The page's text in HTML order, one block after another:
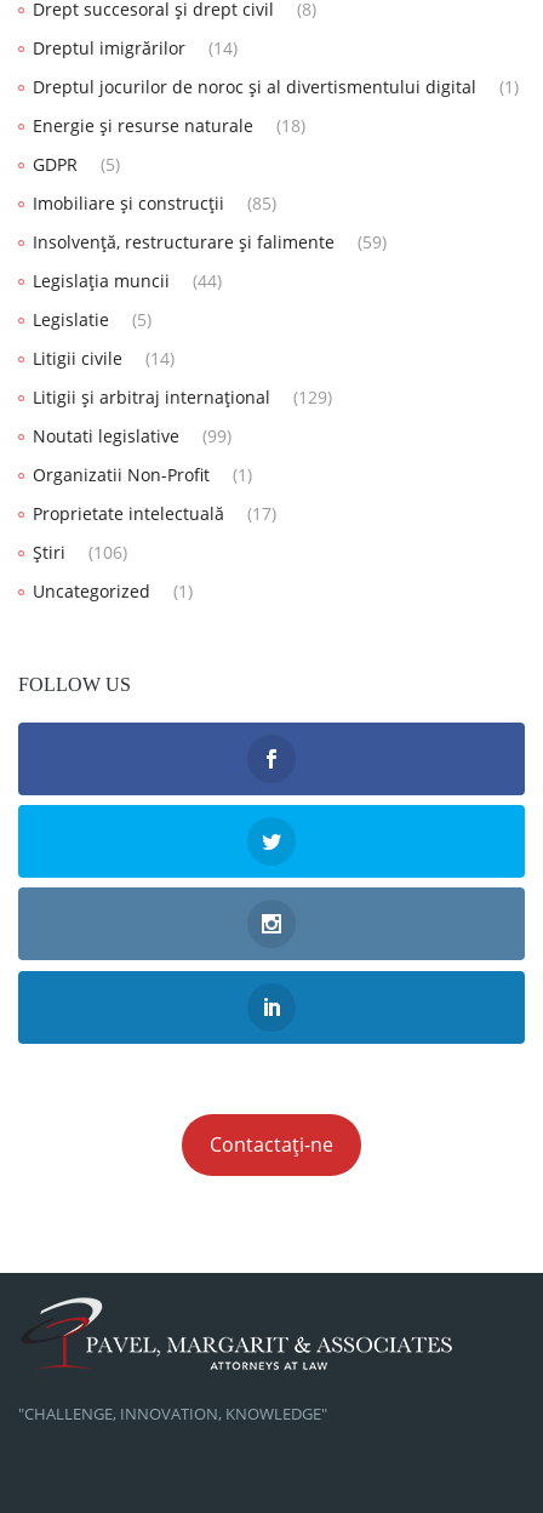
Drept succesoral și drept civil
(8)
Dreptul imigrărilor
(14)
Dreptul jocurilor de noroc și al divertismentului digital
(1)
Energie și resurse naturale
(18)
GDPR
(5)
Imobiliare și construcții
(85)
Insolvență, restructurare și falimente
(59)
Legislația muncii
(44)
Legislatie
(5)
Litigii civile
(14)
Litigii și arbitraj internațional
(129)
Noutati legislative
(99)
Organizatii Non-Profit
(1)
Proprietate intelectuală
(17)
Știri
(106)
Uncategorized
(1)
FOLLOW US
Contactați-ne
"CHALLENGE, INNOVATION, KNOWLEDGE"